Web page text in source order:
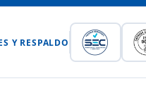
Y RESPALDO